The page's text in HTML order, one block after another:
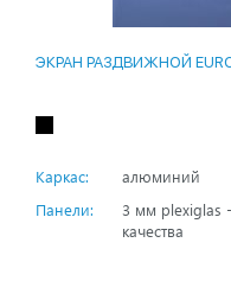
ЭКРАН РАЗДВИЖНОЙ
Каркас:
алюминий
Панели:
3 мм plexiglas
качества